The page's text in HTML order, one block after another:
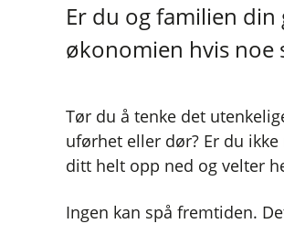
Er du og familien
økonomien hvis noe
Tør du å tenke det
uførhet eller dør? Er du
ditt helt opp ned og velter
Ingen kan spå fremtiden.